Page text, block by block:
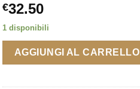
€32.50
1 disponibili
AGGIUNGI AL CARRELLO